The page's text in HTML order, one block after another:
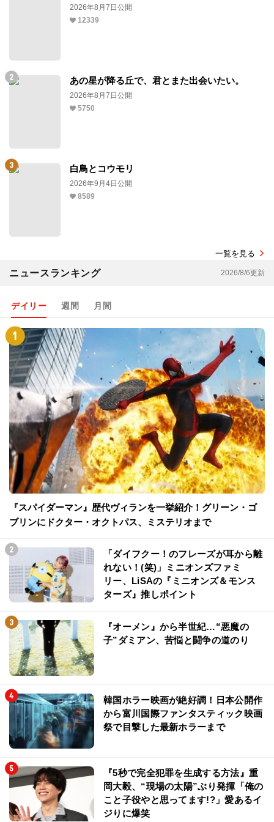
2026年8月7日公開
12339
あの星が降る丘で、君とまた出会いたい。
2026年8月7日公開
5750
白鳥とコウモリ
2026年9月4日公開
8589
一覧を見る
ニュースランキング 2026/8/6更新
デイリー 週間 月間
『スパイダーマン』歴代ヴィランを一挙紹介！グリーン・ゴ
ブリンにドクター・オクトパス、ミステリオまで
「ダイフクー！のフレーズが耳から離
れない！(笑)」ミニオンズファミ
リー、LiSAの『ミニオンズ＆モンス
ターズ』推しポイント
『オーメン』から半世紀…“悪魔の
子”ダミアン、苦悩と闘争の道のり
韓国ホラー映画が絶好調！日本公開作
から富川国際ファンタスティック映画
祭で目撃した最新ホラーまで
『5秒で完全犯罪を生成する方法』重
岡大毅、“現場の太陽”ぶり発揮「俺の
こと子役やと思ってます!?」愛あるイ
ジりに爆笑